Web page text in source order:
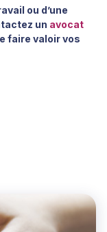
ou d’une
un avocat
faire valoir vos